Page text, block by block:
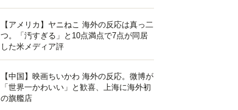
【アメリカ】ヤニねこ 海外の反応は真っ二
つ。「汚すぎる」と10点満点で7点が同居
した米メディア評
【中国】映画ちいかわ 海外の反応。微博が
「世界一かわいい」と歓喜、上海に海外初
の旗艦店